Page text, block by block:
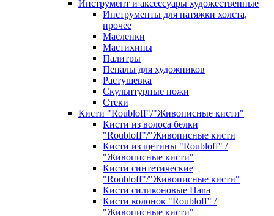
Инструмент и аксессуары художественные
Инструменты для натяжки холста,
прочее
Масленки
Мастихины
Палитры
Пеналы для художников
Растушевка
Скульптурные ножи
Стеки
Кисти "Roubloff"/"Живописные кисти"
Кисти из волоса белки
"Roubloff"/"Живописные кисти
Кисти из щетины "Roubloff" /
"Живописные кисти"
Кисти синтетические
"Roubloff"/"Живописные кисти"
Кисти силиконовые Hana
Кисти колонок "Roubloff" /
"Живописные кисти"